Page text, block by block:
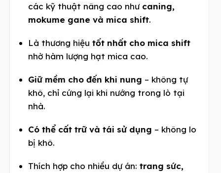
các kỹ thuật nâng cao như caning,
mokume gane và mica shift.
Là thương hiệutốt nhất cho mica shift
nhờ hàm lượng hạt mica cao.
Giữ mềm cho đến khi nung – không tự
khô, chỉ cứng lại khi nướng trong lò tại
nhà.
Có thể cất trữ và tái sử dụng – không lo
bị khô.
Thích hợp cho nhiều dự án:trang sức,